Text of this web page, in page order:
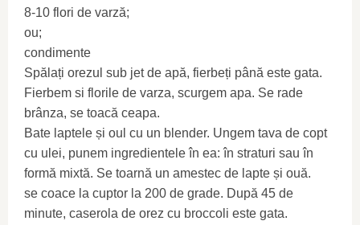
8-10 flori de varză;
ou;
condimente
Spălați orezul sub jet de apă, fierbeți până este gata.
Fierbem si florile de varza, scurgem apa. Se rade
brânza, se toacă ceapa.
Bate laptele și oul cu un blender. Ungem tava de copt
cu ulei, punem ingredientele în ea: în straturi sau în
formă mixtă. Se toarnă un amestec de lapte și ouă.
se coace la cuptor la 200 de grade. După 45 de
minute, caserola de orez cu broccoli este gata.